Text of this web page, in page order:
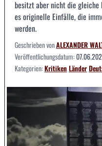
besitzt aber nicht die
es originelle Einfälle, die
werden.
Geschrieben vonALEXANDER
Veröffentlichungsdatum:
Kategorien:KritikenLänder